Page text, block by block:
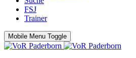
FSJ
Trainer
Mobile Menu Toggle